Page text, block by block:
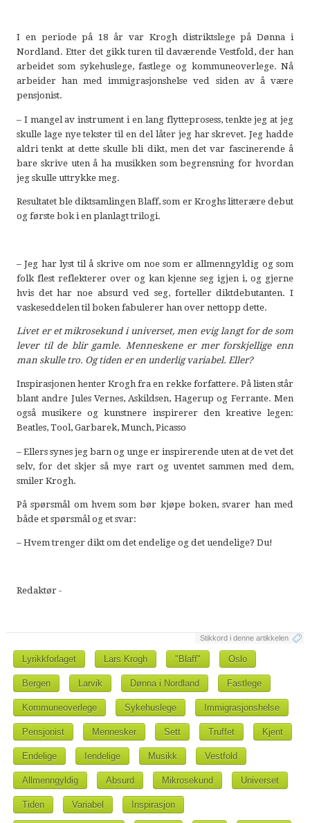
I en periode på 18 år var Krogh distriktslege på Dønna i
Nordland. Etter det gikk turen til daværende Vestfold, der han
arbeidet som sykehuslege, fastlege og kommuneoverlege. Nå
arbeider han med immigrasjonshelse ved siden av å være
pensjonist.
– I mangel av instrument i en lang flytteprosess, tenkte jeg at jeg
skulle lage nye tekster til en del låter jeg har skrevet. Jeg hadde
aldri tenkt at dette skulle bli dikt, men det var fascinerende å
bare skrive uten å ha musikken som begrensning for hvordan
jeg skulle uttrykke meg.
Resultatet ble diktsamlingen Blaff, som er Kroghs litterære debut
og første bok i en planlagt trilogi.
– Jeg har lyst til å skrive om noe som er allmenngyldig og som
folk flest reflekterer over og kan kjenne seg igjen i, og gjerne
hvis det har noe absurd ved seg, forteller diktdebutanten. I
vaskeseddelen til boken fabulerer han over nettopp dette.
Livet er et mikrosekund i universet, men evig langt for de som
lever til de blir gamle. Menneskene er mer forskjellige enn
man skulle tro. Og tiden er en underlig variabel. Eller?
Inspirasjonen henter Krogh fra en rekke forfattere. På listen står
blant andre Jules Vernes, Askildsen, Hagerup og Ferrante. Men
også musikere og kunstnere inspirerer den kreative legen:
Beatles, Tool, Garbarek, Munch, Picasso
– Ellers synes jeg barn og unge er inspirerende uten at de vet det
selv, for det skjer så mye rart og uventet sammen med dem,
smiler Krogh.
På spørsmål om hvem som bør kjøpe boken, svarer han med
både et spørsmål og et svar:
– Hvem trenger dikt om det endelige og det uendelige? Du!
Redaktør -
Stikkord i denne artikkelen
Lyrikkforlaget Lars Krogh "Blaff" Oslo
Bergen Larvik Dønna i Nordland Fastlege
Kommuneoverlege Sykehuslege Immigrasjonshelse
Pensjonist Mennesker Sett Truffet Kjent
Endelige Iendelige Musikk Vestfold
Allmenngyldig Absurd Mikrosekund Universet
Tiden Variabel Inspirasjon